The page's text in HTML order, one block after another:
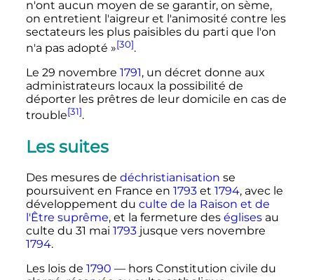
n'ont aucun moyen de se garantir, on sème,
on entretient l'aigreur et l'animosité contre les
sectateurs les plus paisibles du parti que l'on
n'a pas adopté »[30].
Le 29 novembre 1791, un décret donne aux
administrateurs locaux la possibilité de
déporter les prêtres de leur domicile en cas de
trouble[31].
Les suites
Des mesures de déchristianisation se
poursuivent en France en 1793et 1794, avec le
développement du culte de la Raison et de
l'Être suprême, et la fermeture des églisesau
culte du 31 mai 1793jusque vers novembre
1794.
Les lois de 1790 — hors Constitution civile du